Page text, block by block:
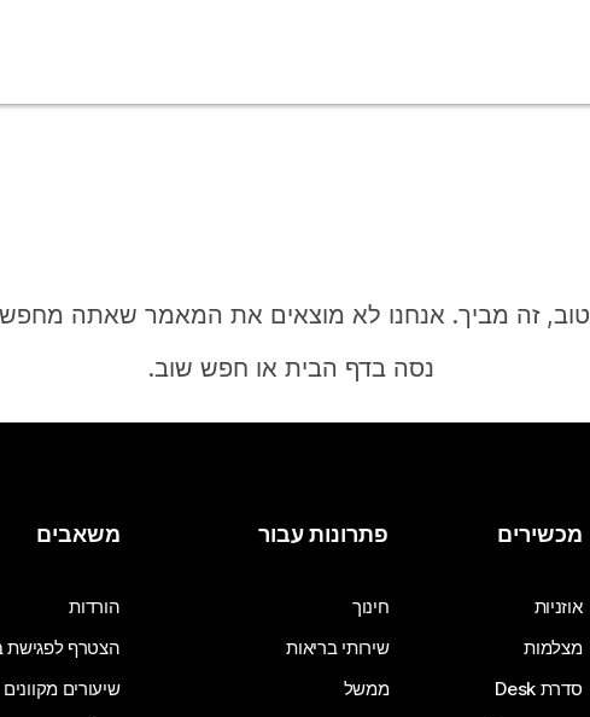
טוב, זה מביך. אנחנו לא מוצאים את המאמר שאתה
נסה בדף הבית או חפש שוב.
צריך תשובה? מכשירים
אוזניות
מצלמות
סדרת Desk
פתרונות עבור
חינוך
שירותי בריאות
ממשל
משאבים
הורדות
הצטרף לפגישת
שיעורים מקוונים